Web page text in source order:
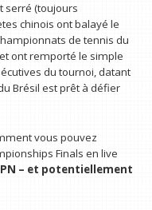
serré (toujours
chinois ont balayé le
de tennis du
ont remporté le simple
du tournoi, datant
Brésil est prêt à défier
vous pouvez
Finals en live
– et potentiellement